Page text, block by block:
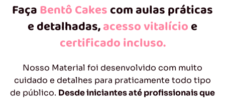
FaçaBentô Cakescom aulas práticas
e detalhadas,acesso vitalícioe
certificado incluso.
Nosso Material foi desenvolvido com muito
cuidado e detalhes para praticamente todo tipo
de público. Desde iniciantes até profissionais que